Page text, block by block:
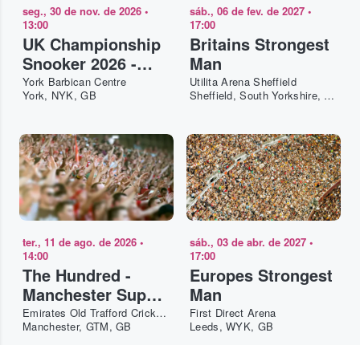
seg., 30 de nov. de 2026 •
13:00
UK Championship
Snooker 2026 -
Last 32 - Afternoon
York Barbican Centre
York, NYK, GB
sáb., 06 de fev. de 2027 •
17:00
Britains Strongest
Man
Utilita Arena Sheffield
Sheffield, South Yorkshire, GB
ter., 11 de ago. de 2026 •
14:00
The Hundred -
Manchester Super
Giants vs
SunRisers Leeds -
Emirates Old Trafford Cricket Ground
Manchester, GTM, GB
sáb., 03 de abr. de 2027 •
17:00
Europes Strongest
Man
First Direct Arena
Leeds, WYK, GB